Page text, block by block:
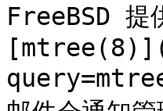
FreeBSD 提